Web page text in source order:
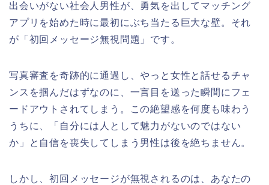
出会いがない社会人男性が、勇気を出してマッチング
アプリを始めた時に最初にぶち当たる巨大な壁。それ
が「初回メッセージ無視問題」です。
写真審査を奇跡的に通過し、やっと女性と話せるチャ
ンスを掴んだはずなのに、一言目を送った瞬間にフェ
ードアウトされてしまう。この絶望感を何度も味わう
うちに、「自分には人として魅力がないのではない
か」と自信を喪失してしまう男性は後を絶ちません。
しかし、初回メッセージが無視されるのは、あなたの